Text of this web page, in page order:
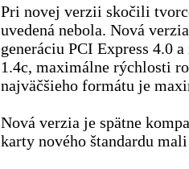
Pri novej verzii skočili
uvedená nebola. Nová
generáciu PCI Express 4.0
1.4c, maximálne rýchlosti
najväčšieho formátu je
Nová verzia je spätne
karty nového štandardu